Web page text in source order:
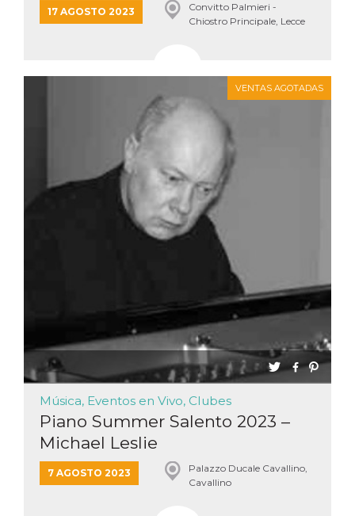
17 AGOSTO 2023
Convitto Palmieri -
Chiostro Principale, Lecce
VENTAS AGOTADAS
Música, Eventos en Vivo, Clubes
Piano Summer Salento 2023 –
Michael Leslie
7 AGOSTO 2023
Palazzo Ducale Cavallino,
Cavallino